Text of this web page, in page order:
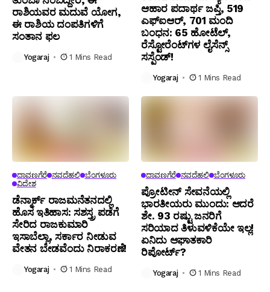
ರಾಶಿಯವರ ಮದುವೆ ಯೋಗ,
ಈ ರಾಶಿಯ ದಂಪತಿಗಳಿಗೆ
ಸಂತಾನ ಫಲ
Yogaraj 1 Mins Read
ಆಹಾರ ಪದಾರ್ಥ ಜಪ್ತಿ, 519
ಎಫ್‌ಐಆರ್, 701 ಮಂದಿ
ಬಂಧನ: 65 ಹೋಟೆಲ್,
ರೆಸ್ಟೋರೆಂಟ್‌ಗಳ ಲೈಸೆನ್ಸ್
ಸಸ್ಪೆಂಡ್!
Yogaraj 1 Mins Read
ದಾವಣಗೆರೆ ನವದೆಹಲಿ ಬೆಂಗಳೂರು
ವಿದೇಶ
ಡೆನ್ಮಾರ್ಕ್ ರಾಜಮನೆತನದಲ್ಲಿ
ಹೊಸ ಇತಿಹಾಸ: ಸಶಸ್ತ್ರ ಪಡೆಗೆ
ಸೇರಿದ ರಾಜಕುಮಾರಿ
ಇಸಾಬೆಲ್ಲಾ, ಸರ್ಕಾರ ನೀಡುವ
ವೇತನ ಬೇಡವೆಂದು ನಿರಾಕರಣೆ!
Yogaraj 1 Mins Read
ದಾವಣಗೆರೆ ನವದೆಹಲಿ ಬೆಂಗಳೂರು
ಪ್ರೋಟೀನ್ ಸೇವನೆಯಲ್ಲಿ
ಭಾರತೀಯರು ಮುಂದು: ಆದರೆ
ಶೇ. 93 ರಷ್ಟು ಜನರಿಗೆ
ಸರಿಯಾದ ತಿಳುವಳಿಕೆಯೇ ಇಲ್ಲ!
ಏನಿದು ಆಘಾತಕಾರಿ
ರಿಪೋರ್ಟ್?
Yogaraj 1 Mins Read